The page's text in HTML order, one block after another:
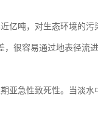
亿吨，对生态环境的
很容易通过地表径流
亚急性致死性。当淡